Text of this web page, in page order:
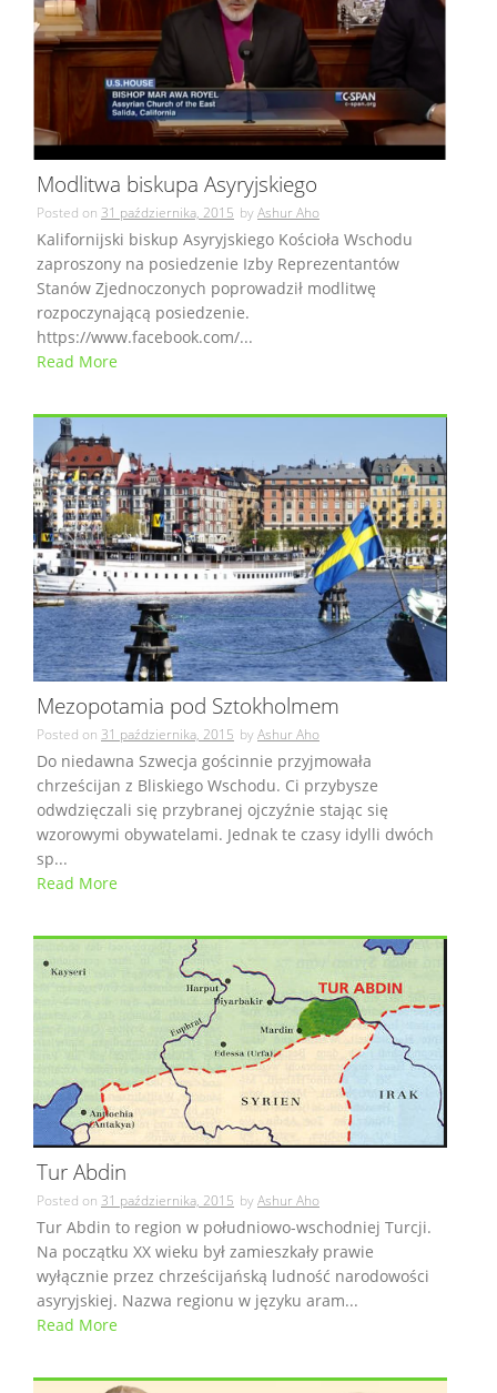
Modlitwa biskupa Asyryjskiego
Posted on 31 października, 2015 byAshur Aho
Kalifornijski biskup Asyryjskiego Kościoła Wschodu
zaproszony na posiedzenie Izby Reprezentantów
Stanów Zjednoczonych poprowadził modlitwę
rozpoczynającą posiedzenie.
https://www.facebook.com/...
Read More
Mezopotamia pod Sztokholmem
Posted on 31 października, 2015 byAshur Aho
Do niedawna Szwecja gościnnie przyjmowała
chrześcijan z Bliskiego Wschodu. Ci przybysze
odwdzięczali się przybranej ojczyźnie stając się
wzorowymi obywatelami. Jednak te czasy idylli dwóch
sp...
Read More
Tur Abdin
Posted on 31 października, 2015 byAshur Aho
Tur Abdin to region w południowo-wschodniej Turcji.
Na początku XX wieku był zamieszkały prawie
wyłącznie przez chrześcijańską ludność narodowości
asyryjskiej. Nazwa regionu w języku aram...
Read More